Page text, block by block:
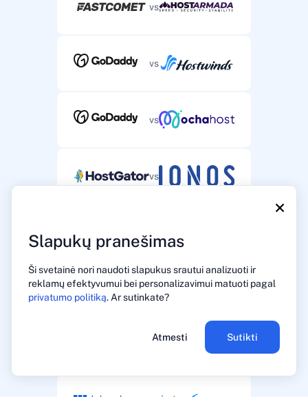
×
Slapukų pranešimas
Ši svetainė nori naudoti slapukus srautui analizuoti ir
reklamų efektyvumui bei personalizavimui matuoti pagal
privatumo politiką. Ar sutinkate?
Atmesti Sutikti
vs
vs
vs
vs
vs
vs